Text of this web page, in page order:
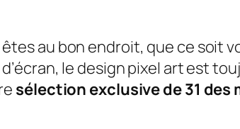
êtes au bon endroit, que ce soit
le design pixel art est
sélection exclusive de 31 des